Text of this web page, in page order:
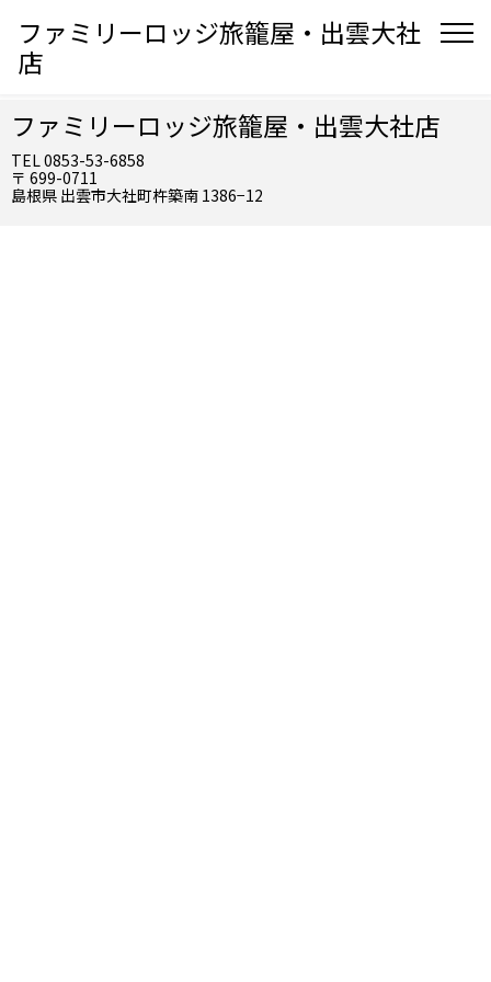
ファミリーロッジ旅籠屋・出雲大社
店
ファミリーロッジ旅籠屋・出雲大社店
TEL 0853-53-6858
〒 699-0711
島根県 出雲市大社町杵築南 1386−12